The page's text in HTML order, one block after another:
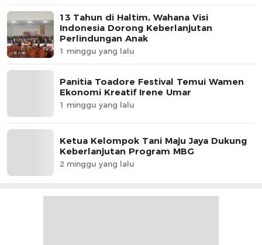
13 Tahun di Haltim, Wahana Visi
Indonesia Dorong Keberlanjutan
Perlindungan Anak
1 minggu yang lalu
Panitia Toadore Festival Temui Wamen
Ekonomi Kreatif Irene Umar
1 minggu yang lalu
Ketua Kelompok Tani Maju Jaya Dukung
Keberlanjutan Program MBG
2 minggu yang lalu